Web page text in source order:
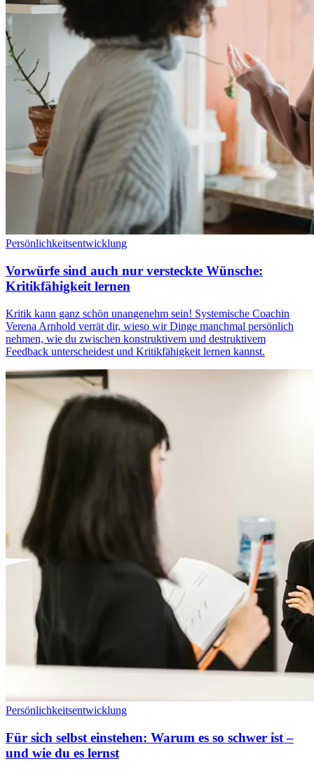
Persönlichkeitsentwicklung
Vorwürfe sind auch nur versteckte Wünsche:
Kritikfähigkeit lernen
Kritik kann ganz schön unangenehm sein! Systemische Coachin
Verena Arnhold verrät dir, wieso wir Dinge manchmal persönlich
nehmen, wie du zwischen konstruktivem und destruktivem
Feedback unterscheidest und Kritikfähigkeit lernen kannst.
Persönlichkeitsentwicklung
Für sich selbst einstehen: Warum es so schwer ist –
und wie du es lernst